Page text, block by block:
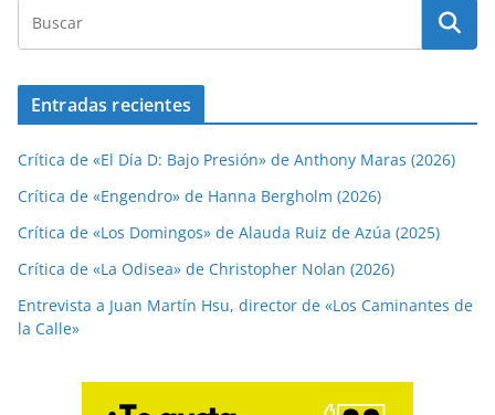
Entradas recientes
Crítica de «El Día D: Bajo Presión» de Anthony Maras (2026)
Crítica de «Engendro» de Hanna Bergholm (2026)
Crítica de «Los Domingos» de Alauda Ruiz de Azúa (2025)
Crítica de «La Odisea» de Christopher Nolan (2026)
Entrevista a Juan Martín Hsu, director de «Los Caminantes de
la Calle»